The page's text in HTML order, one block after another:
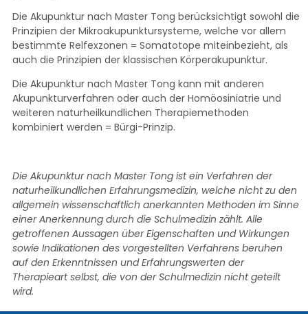
Die Akupunktur nach Master Tong berücksichtigt sowohl die
Prinzipien der Mikroakupunktursysteme, welche vor allem
bestimmte Relfexzonen = Somatotope miteinbezieht, als
auch die Prinzipien der klassischen Körperakupunktur.
Die Akupunktur nach Master Tong kann mit anderen
Akupunkturverfahren oder auch der Homöosiniatrie und
weiteren naturheilkundlichen Therapiemethoden
kombiniert werden = Bürgi-Prinzip.
Die Akupunktur nach Master Tong ist ein Verfahren der
naturheilkundlichen Erfahrungsmedizin, welche nicht zu den
allgemein wissenschaftlich anerkannten Methoden im Sinne
einer Anerkennung durch die Schulmedizin zählt. Alle
getroffenen Aussagen über Eigenschaften und Wirkungen
sowie Indikationen des vorgestellten Verfahrens beruhen
auf den Erkenntnissen und Erfahrungswerten der
Therapieart selbst, die von der Schulmedizin nicht geteilt
wird.